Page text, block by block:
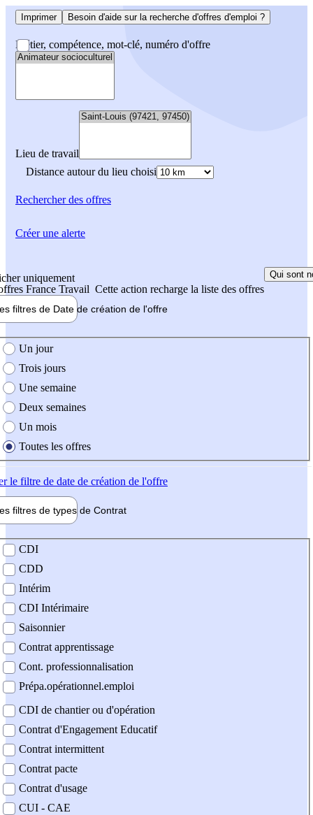
Imprimer Besoin d'aide sur la recherche d'offres d'emploi ?
Métier, compétence, mot-clé, numéro d'offre
Lieu de travail
Distance autour du lieu choisi
Rechercherdes offres
uniquement
France Travail Cette action recharge la liste des offres
Qui sont
filtres de Date de création de l'offre
création de l'offre
Un jour
Trois jours
Une semaine
Deux semaines
Un mois
Toutes les offres
le filtre de date de création de l'offre
filtres de types de Contrat
contrat
CDI
CDD
Intérim
CDI Intérimaire
Saisonnier
Contrat apprentissage
Cont. professionnalisation
Prépa.opérationnel.emploi
CDI de chantier ou d'opération
Contrat d'Engagement Educatif
Contrat intermittent
Contrat pacte
Contrat d'usage
CUI - CAE
Créer une alerte